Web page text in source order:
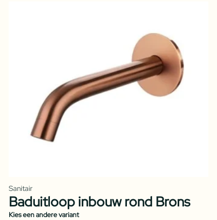
Sanitair
Baduitloop inbouw rond Brons
Kies een andere variant